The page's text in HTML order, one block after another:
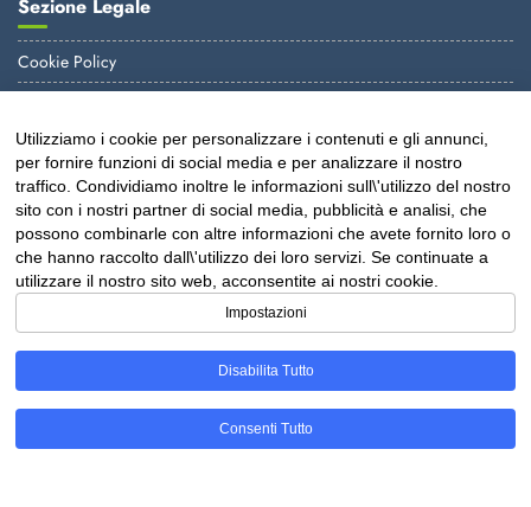
Sezione Legale
Cookie Policy
E-mail
info@virgodent.it
amministrazione@virgodent.it
Utilizziamo i cookie per personalizzare i contenuti e gli annunci,
per fornire funzioni di social media e per analizzare il nostro
traffico. Condividiamo inoltre le informazioni sull\'utilizzo del nostro
sito con i nostri partner di social media, pubblicità e analisi, che
possono combinarle con altre informazioni che avete fornito loro o
che hanno raccolto dall\'utilizzo dei loro servizi. Se continuate a
utilizzare il nostro sito web, acconsentite ai nostri cookie.
Impostazioni
Disabilita Tutto
Consenti Tutto